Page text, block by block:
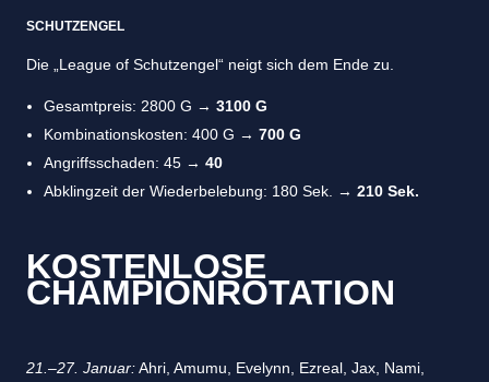
SCHUTZENGEL
Die „League of Schutzengel“ neigt sich dem Ende zu.
Gesamtpreis: 2800 G → 3100 G
Kombinationskosten: 400 G → 700 G
Angriffsschaden: 45 → 40
Abklingzeit der Wiederbelebung: 180 Sek. → 210 Sek.
KOSTENLOSE
CHAMPIONROTATION
21.–27. Januar:Ahri, Amumu, Evelynn, Ezreal, Jax, Nami,